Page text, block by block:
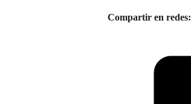
Compartir en redes: